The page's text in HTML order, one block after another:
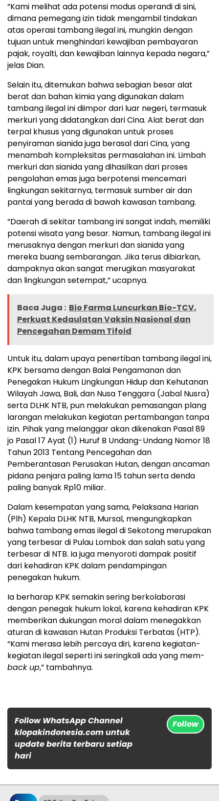
“Kami melihat ada potensi modus operandi di sini,
dimana pemegang izin tidak mengambil tindakan
atas operasi tambang ilegal ini, mungkin dengan
tujuan untuk menghindari kewajiban pembayaran
pajak, royalti, dan kewajiban lainnya kepada negara,”
jelas Dian.
Selain itu, ditemukan bahwa sebagian besar alat
berat dan bahan kimia yang digunakan dalam
tambang ilegal ini diimpor dari luar negeri, termasuk
merkuri yang didatangkan dari Cina. Alat berat dan
terpal khusus yang digunakan untuk proses
penyiraman sianida juga berasal dari Cina, yang
menambah kompleksitas permasalahan ini. Limbah
merkuri dan sianida yang dihasilkan dari proses
pengolahan emas juga berpotensi mencemari
lingkungan sekitarnya, termasuk sumber air dan
pantai yang berada di bawah kawasan tambang.
“Daerah di sekitar tambang ini sangat indah, memiliki
potensi wisata yang besar. Namun, tambang ilegal ini
merusaknya dengan merkuri dan sianida yang
mereka buang sembarangan. Jika terus dibiarkan,
dampaknya akan sangat merugikan masyarakat
dan lingkungan setempat,” ucapnya.
Baca Juga : Bio Farma Luncurkan Bio-TCV,
Perkuat Kedaulatan Vaksin Nasional dan
Pencegahan Demam Tifoid
Untuk itu, dalam upaya penertiban tambang ilegal ini,
KPK bersama dengan Balai Pengamanan dan
Penegakan Hukum Lingkungan Hidup dan Kehutanan
Wilayah Jawa, Bali, dan Nusa Tenggara (Jabal Nusra)
serta DLHK NTB, pun melakukan pemasangan plang
larangan melakukan kegiatan pertambangan tanpa
izin. Pihak yang melanggar akan dikenakan Pasal 89
jo Pasal 17 Ayat (1) Huruf B Undang-Undang Nomor 18
Tahun 2013 Tentang Pencegahan dan
Pemberantasan Perusakan Hutan, dengan ancaman
pidana penjara paling lama 15 tahun serta denda
paling banyak Rp10 miliar.
Dalam kesempatan yang sama, Pelaksana Harian
(Plh) Kepala DLHK NTB, Mursal, mengungkapkan
bahwa tambang emas ilegal di Sekotong merupakan
yang terbesar di Pulau Lombok dan salah satu yang
terbesar di NTB. Ia juga menyoroti dampak positif
dari kehadiran KPK dalam pendampingan
penegakan hukum.
Ia berharap KPK semakin sering berkolaborasi
dengan penegak hukum lokal, karena kehadiran KPK
memberikan dukungan moral dalam menegakkan
aturan di kawasan Hutan Produksi Terbatas (HTP).
“Kami merasa lebih percaya diri, karena kegiatan-
kegiatan ilegal seperti ini seringkali ada yang mem-
back up,” tambahnya.
Follow WhatsApp Channel
klopakindonesia.com untuk
update berita terbaru setiap
hari
Follow